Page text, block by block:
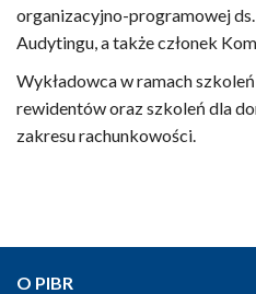
organizacyjno-programowej
Audytingu, a także członek
Wykładowca w ramach
rewidentów oraz szkoleń dla
zakresu rachunkowości.
O PIBR